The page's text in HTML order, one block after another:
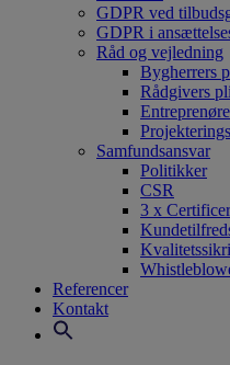
GDPR ved
GDPR i
Råd og vejledning
Bygherrers
Rådgivers
Samfundsansvar
Politikker
CSR
3 x
Referencer
Kontakt